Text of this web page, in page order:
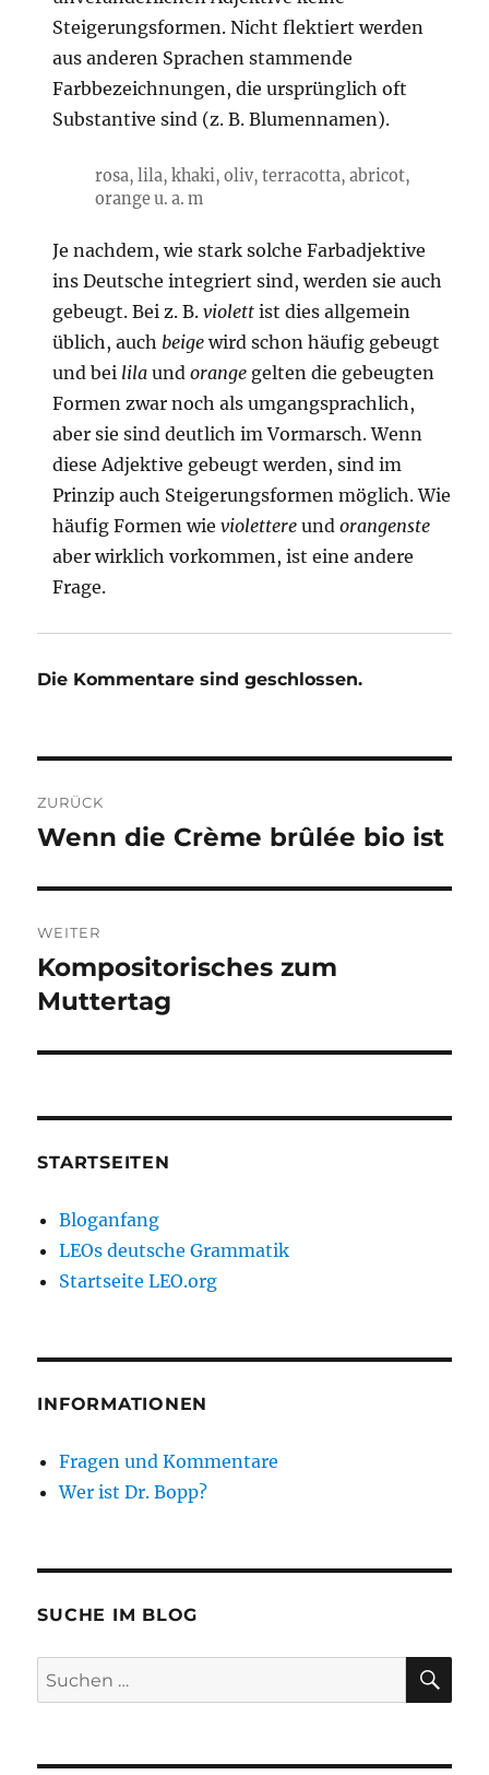
Steigerungsformen. Nicht flektiert werden
aus anderen Sprachen stammende
Farbbezeichnungen, die ursprünglich oft
Substantive sind (z. B. Blumennamen).
rosa, lila, khaki, oliv, terracotta, abricot,
orange u. a. m
Je nachdem, wie stark solche Farbadjektive
ins Deutsche integriert sind, werden sie auch
gebeugt. Bei z. B.violett ist dies allgemein
üblich, auch beige wird schon häufig gebeugt
und bei lila undorange gelten die gebeugten
Formen zwar noch als umgangsprachlich,
aber sie sind deutlich im Vormarsch. Wenn
diese Adjektive gebeugt werden, sind im
Prinzip auch Steigerungsformen möglich. Wie
häufig Formen wieviolettere undorangenste
aber wirklich vorkommen, ist eine andere
Frage.
Die Kommentare sind geschlossen.
ZURÜCK
Vorheriger
Wenn die Crème brûlée bio ist
WEITER
Nächster
Beitrag:
Kompositorisches zum
Muttertag
STARTSEITEN
Bloganfang
LEOs deutsche Grammatik
Startseite LEO.org
INFORMATIONEN
Fragen und Kommentare
Wer ist Dr. Bopp?
SUCHE IM BLOG
Suchen
nach: